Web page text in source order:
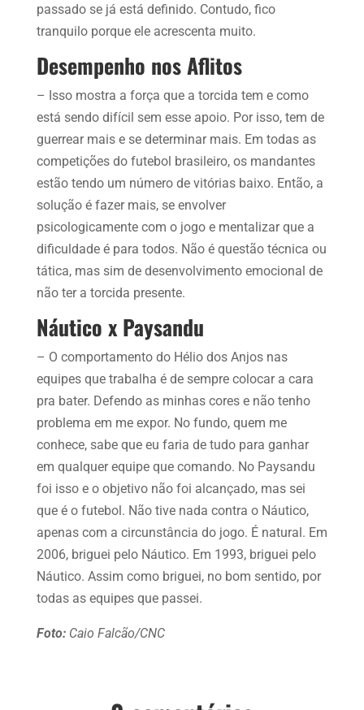
passado se já está definido. Contudo, fico
tranquilo porque ele acrescenta muito.
Desempenho nos Aflitos
– Isso mostra a força que a torcida tem e como
está sendo difícil sem esse apoio. Por isso, tem de
guerrear mais e se determinar mais. Em todas as
competições do futebol brasileiro, os mandantes
estão tendo um número de vitórias baixo. Então, a
solução é fazer mais, se envolver
psicologicamente com o jogo e mentalizar que a
dificuldade é para todos. Não é questão técnica ou
tática, mas sim de desenvolvimento emocional de
não ter a torcida presente.
Náutico x Paysandu
– O comportamento do Hélio dos Anjos nas
equipes que trabalha é de sempre colocar a cara
pra bater. Defendo as minhas cores e não tenho
problema em me expor. No fundo, quem me
conhece, sabe que eu faria de tudo para ganhar
em qualquer equipe que comando. No Paysandu
foi isso e o objetivo não foi alcançado, mas sei
que é o futebol. Não tive nada contra o Náutico,
apenas com a circunstância do jogo. É natural. Em
2006, briguei pelo Náutico. Em 1993, briguei pelo
Náutico. Assim como briguei, no bom sentido, por
todas as equipes que passei.
Foto:Caio Falcão/CNC